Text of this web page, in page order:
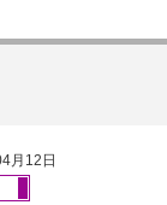
月12日